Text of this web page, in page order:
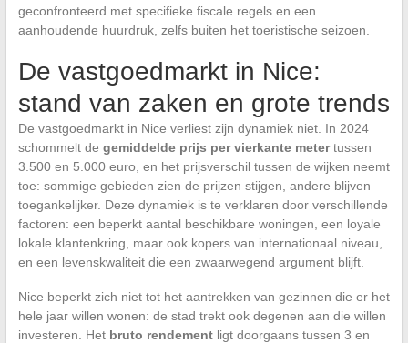
geconfronteerd met specifieke fiscale regels en een
aanhoudende huurdruk, zelfs buiten het toeristische seizoen.
De vastgoedmarkt in Nice:
stand van zaken en grote trends
De vastgoedmarkt in Nice verliest zijn dynamiek niet. In 2024
schommelt de gemiddelde prijs per vierkante metertussen
3.500 en 5.000 euro, en het prijsverschil tussen de wijken neemt
toe: sommige gebieden zien de prijzen stijgen, andere blijven
toegankelijker. Deze dynamiek is te verklaren door verschillende
factoren: een beperkt aantal beschikbare woningen, een loyale
lokale klantenkring, maar ook kopers van internationaal niveau,
en een levenskwaliteit die een zwaarwegend argument blijft.
Nice beperkt zich niet tot het aantrekken van gezinnen die er het
hele jaar willen wonen: de stad trekt ook degenen aan die willen
investeren. Het bruto rendementligt doorgaans tussen 3 en